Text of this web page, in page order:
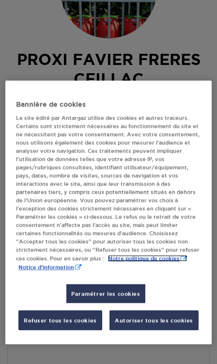
PROXI FAVIER FRERES
CEILLAC
GRANDE RUE
Revendeur de bouteilles de gaz
S'Y RENDRE
AFFICHER LE TÉLÉPHONE
RECEVOIR LES COORDONNÉES DU REVENDEUR
En cliquant sur « S’y rendre », j’autorise le traitement
d’informations (dont mon adresse IP) et leur transfert hors UE
par Google Maps afin d’afficher la carte.
En savoir plus
Accès
Bannière de cookies
Le site édité par Antargaz utilise des cookies et autres traceurs.
Certains sont strictement nécessaires au fonctionnement du site et
ne nécessitent pas votre consentement. Avec votre consentement,
nous utilisons également des cookies pour mesurer l’audience et
analyser votre navigation. Ces traitements peuvent impliquer
l’utilisation de données telles que votre adresse IP, vos
pages/rubriques consultées, identifiant utilisateur/équipement,
pays, dates, nombre de visites, sources de navigation et vos
interactions avec le site, ainsi que leur transmission à des
partenaires tiers, y compris ceux potentiellement situés en dehors
de l’Union européenne. Vous pouvez paramétrer vos choix à
l’exception des cookies strictement nécessaires en cliquant sur «
Paramétrer les cookies » ci-dessous. Le refus ou le retrait de votre
consentement n’affecte pas l’accès au site, mais peut limiter
certaines fonctionnalités ou mesures d’audience. Choisissez
“Accepter tous les cookies” pour autoriser tous les cookies non
strictement nécessaires, ou “Refuser tous les cookies” pour refuser
ces cookies. Pour en savoir plus :
Notre politique de cookies
Notice d'information
Paramétrer les cookies
Refuser tous les cookies Autoriser tous les cookies